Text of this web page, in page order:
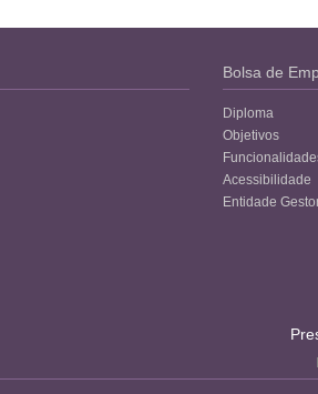
Bolsa de
Diploma
Objetivos
Acessibilidade
Entidade